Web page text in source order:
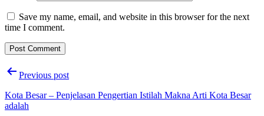
Save my name, email, and website in this browser for the next
time I comment.
PostPrevious post
Kota Besar – Penjelasan Pengertian Istilah Makna Arti Kota Besar
adalah